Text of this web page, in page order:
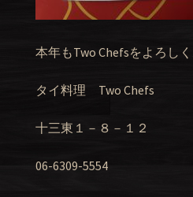
本年もTwo Chefsをよろし
タイ料理 Two Chefs
十三東１－８－１２
06-6309-5554